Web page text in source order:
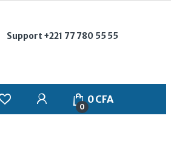
Support +221 77 780 55 55
My Account
0
0CFA